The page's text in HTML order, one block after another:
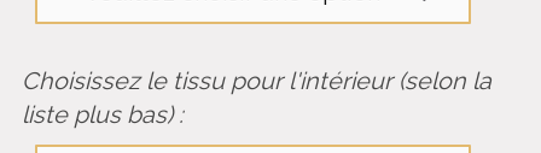
Choisissez le tissu pour l'intérieur (selon la
liste plus bas) :